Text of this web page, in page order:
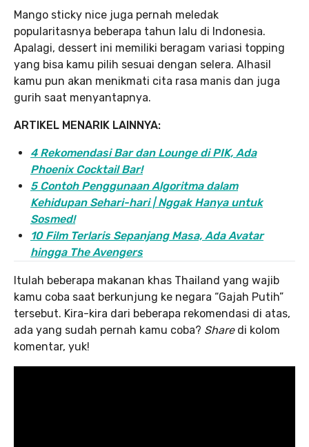
Mango sticky nice juga pernah meledak
popularitasnya beberapa tahun lalu di Indonesia.
Apalagi, dessert ini memiliki beragam variasi topping
yang bisa kamu pilih sesuai dengan selera. Alhasil
kamu pun akan menikmati cita rasa manis dan juga
gurih saat menyantapnya.
ARTIKEL MENARIK LAINNYA:
4 Rekomendasi Bar dan Lounge di PIK, Ada
Phoenix Cocktail Bar!
5 Contoh Penggunaan Algoritma dalam
Kehidupan Sehari-hari | Nggak Hanya untuk
Sosmed!
10 Film Terlaris Sepanjang Masa, Ada Avatar
hingga The Avengers
Itulah beberapa makanan khas Thailand yang wajib
kamu coba saat berkunjung ke negara “Gajah Putih”
tersebut. Kira-kira dari beberapa rekomendasi di atas,
ada yang sudah pernah kamu coba? Share di kolom
komentar, yuk!